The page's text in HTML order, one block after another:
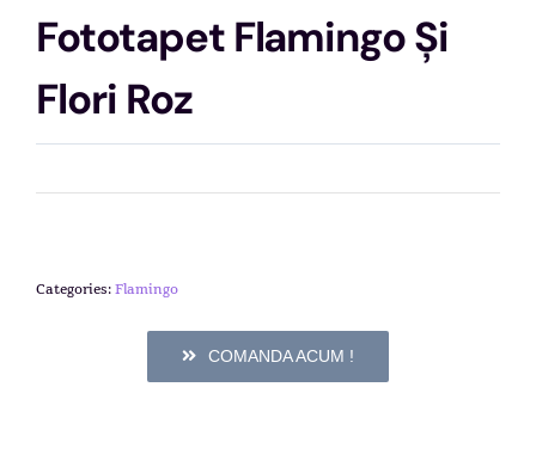
Fototapet Flamingo Și
Flori Roz
Categories:Flamingo
COMANDA ACUM !